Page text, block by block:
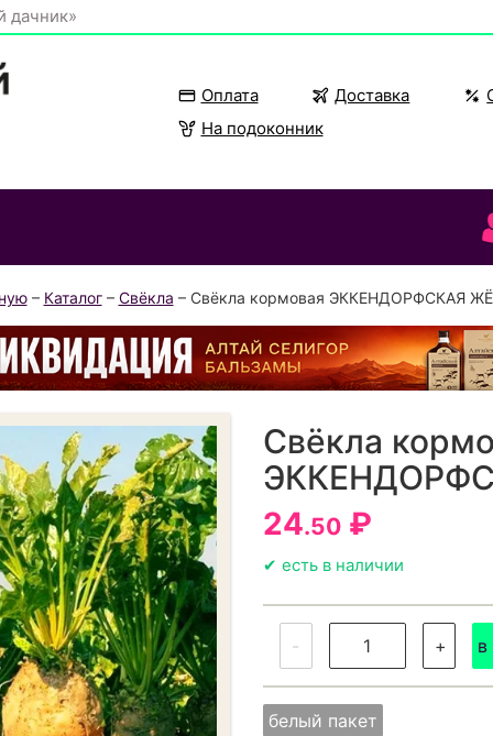
дачник»
Оплата Доставка
На подоконник
– Каталог– Свёкла – Свёкла кормовая ЭККЕНДОРФСКАЯ
Свёкла
24.50₽
✔ есть в наличии
- + в
белый пакет